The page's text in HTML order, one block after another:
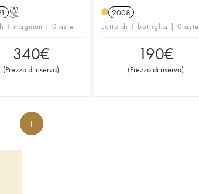
T
1 magnum | 0 aste
340€
(Prezzo di riserva)
2008
Lotto di 1 bottiglia | 0 aste
190€
(Prezzo di riserva)
1